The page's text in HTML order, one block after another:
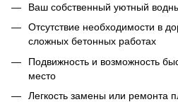
Ваш собственный уютный
Отсутствие необходимости в
сложных бетонных работах
Подвижность и возможность
место
Легкость замены или ремонта